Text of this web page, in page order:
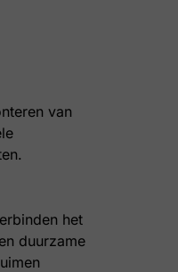
van
het
duurzame